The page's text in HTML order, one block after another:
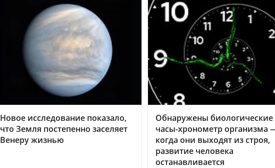
Новое исследование показало,
что Земля постепенно заселяет
Венеру жизнью
Обнаружены биологические
часы-хронометр организма
когда они выходят из строя,
развитие человека
останавливается